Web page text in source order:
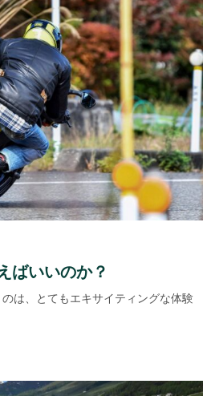
ばいいのか？
は、とてもエキサイティングな体験